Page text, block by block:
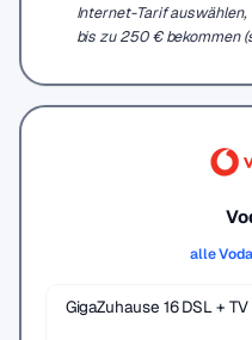
Internet-Tarif
bis zu 250 € bekommen
alle
GigaZuhause 16 DSL + TV